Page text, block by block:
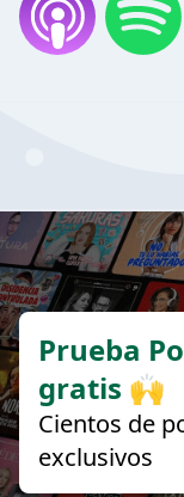
Prueba
gratis 🙌
Cientos de
exclusivos